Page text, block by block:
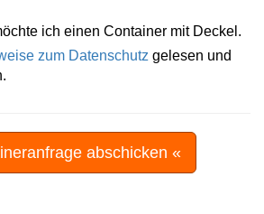
ich einen Container mit Deckel.
zum Datenschutz gelesen und
abschicken «